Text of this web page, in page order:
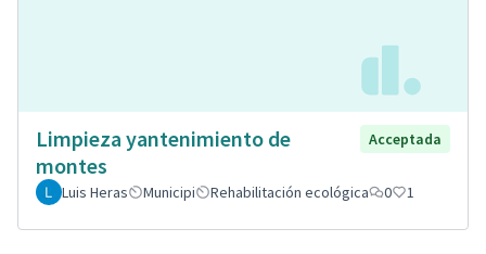
Limpieza yantenimiento de
montes
Acceptada
Luis Heras Municipi Rehabilitación ecológica 0 1